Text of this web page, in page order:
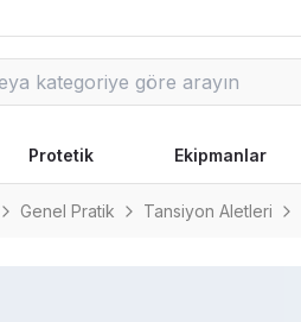
Protetik Ekipmanlar
Genel Pratik Tansiyon Aletleri